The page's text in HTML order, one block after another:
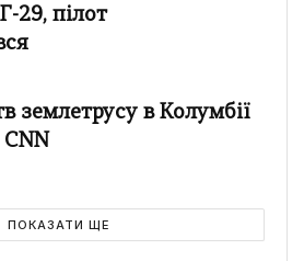
29, пілот
землетрусу в Колумбії
ПОКАЗАТИ ЩЕ